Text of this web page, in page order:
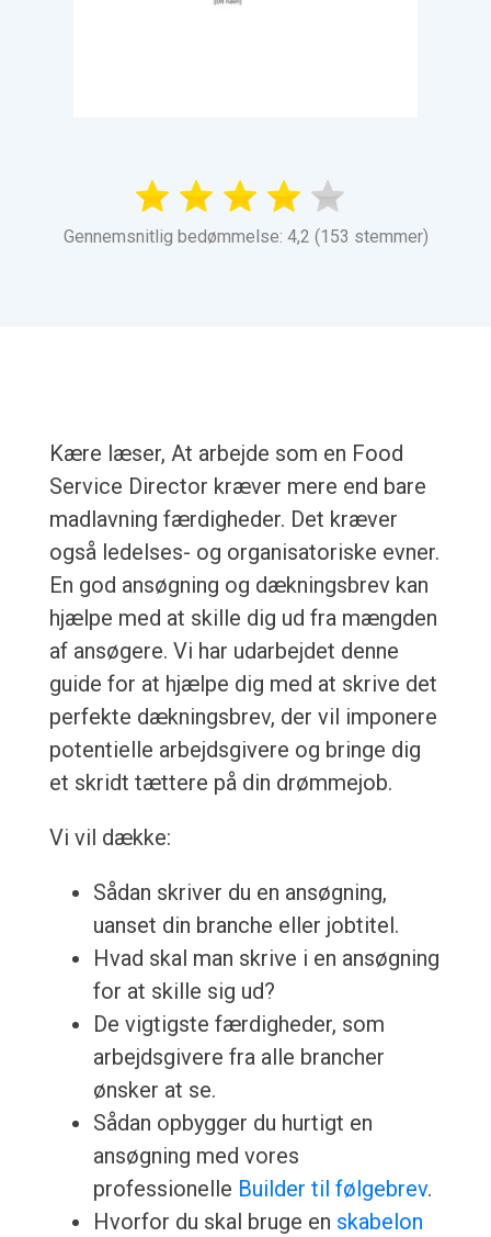
Gennemsnitlig bedømmelse: 4,2 (153 stemmer)
Kære læser, At arbejde som en Food
Service Director kræver mere end bare
madlavning færdigheder. Det kræver
også ledelses- og organisatoriske evner.
En god ansøgning og dækningsbrev kan
hjælpe med at skille dig ud fra mængden
af ​​ansøgere. Vi har udarbejdet denne
guide for at hjælpe dig med at skrive det
perfekte dækningsbrev, der vil imponere
potentielle arbejdsgivere og bringe dig
et skridt tættere på din drømmejob.
Vi vil dække:
Sådan skriver du en ansøgning,
uanset din branche eller jobtitel.
Hvad skal man skrive i en ansøgning
for at skille sig ud?
De vigtigste færdigheder, som
arbejdsgivere fra alle brancher
ønsker at se.
Sådan opbygger du hurtigt en
ansøgning med vores
professionelle Builder til følgebrev.
Hvorfor du skal bruge en skabelon